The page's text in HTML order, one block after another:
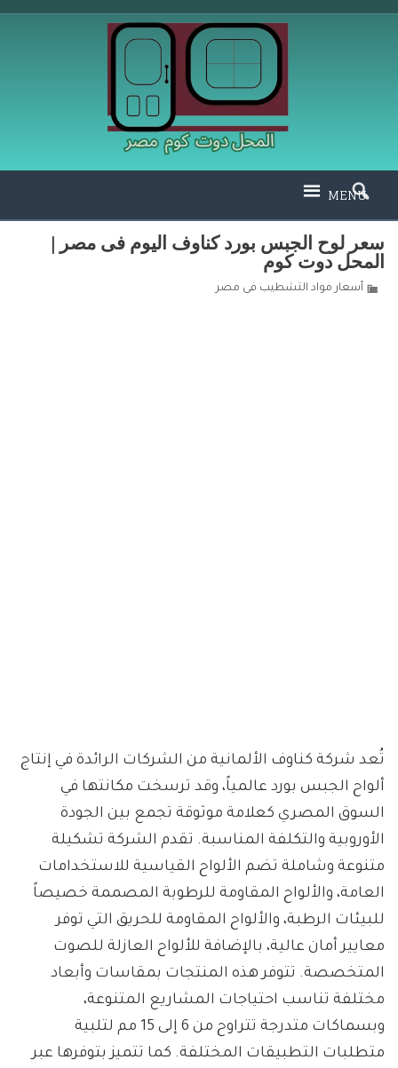
MENU
سعر لوح الجبس بورد كناوف اليوم فى مصر |
المحل دوت كوم
أسعار مواد التشطيب فى مصر
تُعد شركة كناوف الألمانية من الشركات الرائدة في إنتاج
ألواح الجبس بورد عالمياً، وقد ترسخت مكانتها في
السوق المصري كعلامة موثوقة تجمع بين الجودة
الأوروبية والتكلفة المناسبة. تقدم الشركة تشكيلة
متنوعة وشاملة تضم الألواح القياسية للاستخدامات
العامة، والألواح المقاومة للرطوبة المصممة خصيصاً
للبيئات الرطبة، والألواح المقاومة للحريق التي توفر
معايير أمان عالية، بالإضافة للألواح العازلة للصوت
المتخصصة. تتوفر هذه المنتجات بمقاسات وأبعاد
مختلفة تناسب احتياجات المشاريع المتنوعة،
وبسماكات متدرجة تتراوح من 6 إلى 15 مم لتلبية
متطلبات التطبيقات المختلفة. كما تتميز بتوفرها عبر